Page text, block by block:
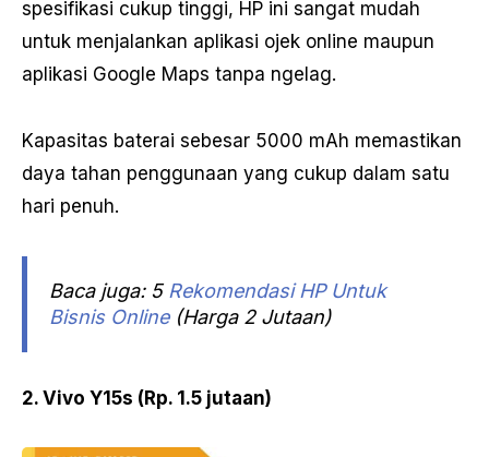
spesifikasi cukup tinggi, HP ini sangat mudah
untuk menjalankan aplikasi ojek online maupun
aplikasi Google Maps tanpa ngelag.
Kapasitas baterai sebesar 5000 mAh memastikan
daya tahan penggunaan yang cukup dalam satu
hari penuh.
Baca juga: 5 Rekomendasi HP Untuk
Bisnis Online(Harga 2 Jutaan)
2. Vivo Y15s (Rp. 1.5 jutaan)